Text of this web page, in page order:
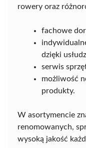
rowery oraz
fachowe
dzięki
serwis
możliwość
produkty.
W asortymencie
renomowanych,
wysoką jakość